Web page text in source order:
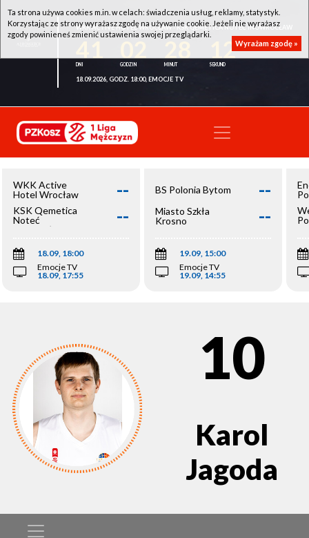
WKK ACTIVE HOTEL WROCŁAW - KSK QEMETICA NOTEĆ INOWROCŁAW
12
18.09.2026, GODZ. 18:00, EMOCJE TV
WKK Active
Hotel Wrocław
--
KSK Qemetica
Noteć
Inowrocław
--
18.09, 18:00
Emocje TV
18.09, 17:55
BS Polonia Bytom --
Miasto Szkła
Krosno
--
19.09, 15:00
Emocje TV
19.09, 14:55
10
Karol
Jagoda
Ta strona używa cookies m.in. w celach: świadczenia usług, reklamy, statystyk.
Korzystając ze strony wyrażasz zgodę na używanie cookie. Jeżeli nie wyrażasz
zgody powinieneś zmienić ustawienia swojej przeglądarki.
Wyrażam zgodę »